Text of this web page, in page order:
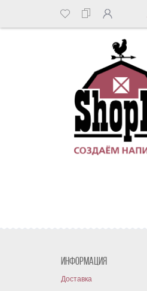
Информация
Доставка